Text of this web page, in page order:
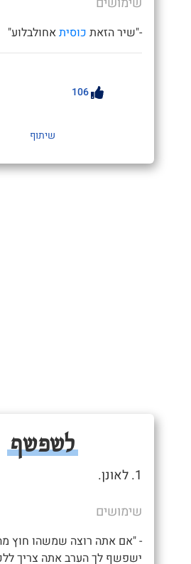
-"שיר הזאת כוסיתאחולבלוע"
106
שיתוף
לשפשף
1. לאונן.
שימושים
- "אם אתה רוצה שמשהו חוץ
ישפשף לך הערב אתה צריך